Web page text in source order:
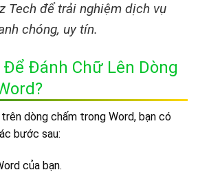
Tech để trải nghiệm dịch vụ
chóng, uy tín.
Để Đánh Chữ Lên Dòng
dòng chấm trong Word, bạn có
bước sau:
của bạn.